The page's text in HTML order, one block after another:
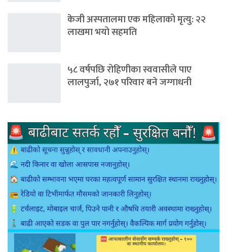
केजी अस्पतालमा एक महिलाको मृत्यु: २२
लाखमा भयो सहमति
५८ वर्षपछि रोहिणीका स्ववासीले पाए
लालपुर्जा, २७१ परिवार बने जग्गाधनी